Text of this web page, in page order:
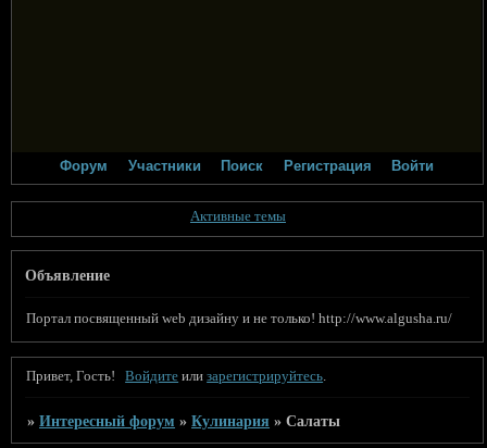
Форум Участники Поиск Регистрация Войти
Активные темы
Объявление
Портал посвященный web дизайну и не только! http://www.algusha.ru/
Привет, Гость! Войдите илизарегистрируйтесь.
»Интересный форум »Кулинария »Салаты